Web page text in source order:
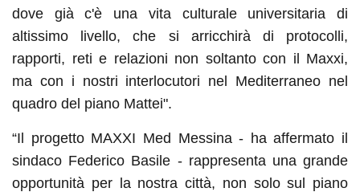
dove già c'è una vita culturale universitaria di
altissimo livello, che si arricchirà di protocolli,
rapporti, reti e relazioni non soltanto con il Maxxi,
ma con i nostri interlocutori nel Mediterraneo nel
quadro del piano Mattei".
“Il progetto MAXXI Med Messina - ha affermato il
sindaco Federico Basile - rappresenta una grande
opportunità per la nostra città, non solo sul piano